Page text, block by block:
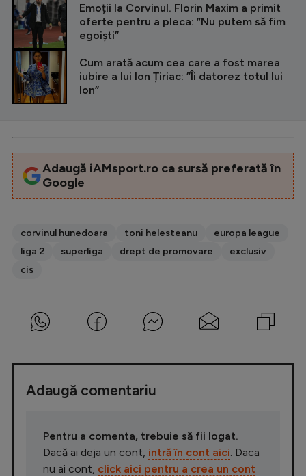
Emoții la Corvinul. Florin Maxim a primit
oferte pentru a pleca: ”Nu putem să fim
egoiști”
Cum arată acum cea care a fost marea
iubire a lui Ion Țiriac: ”Îi datorez totul lui
Ion”
Adaugă iAMsport.ro ca sursă preferată în
Google
corvinul hunedoara toni helesteanu
europa league
liga 2
superliga drept de promovare
exclusiv
cis
Adaugă comentariu
Pentru a comenta, trebuie să fii logat.
Dacă ai deja un cont, intră în cont aici . Daca
nu ai cont, click aici pentru a crea un cont